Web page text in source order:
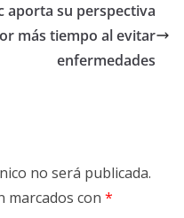
aporta su perspectiva
más tiempo al evitar
enfermedades
no será publicada.
marcados con *